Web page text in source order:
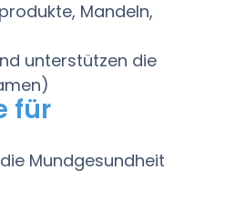
Mandeln,
unterstützen die
für
Mundgesundheit